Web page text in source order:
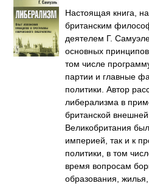
Настоящая книга,
британским
деятелем Г.
основных
том числе
партии и главные
политики. Автор
либерализма в
британской
Великобритания
империей, так и к
политики, в том
время вопросам
образования,